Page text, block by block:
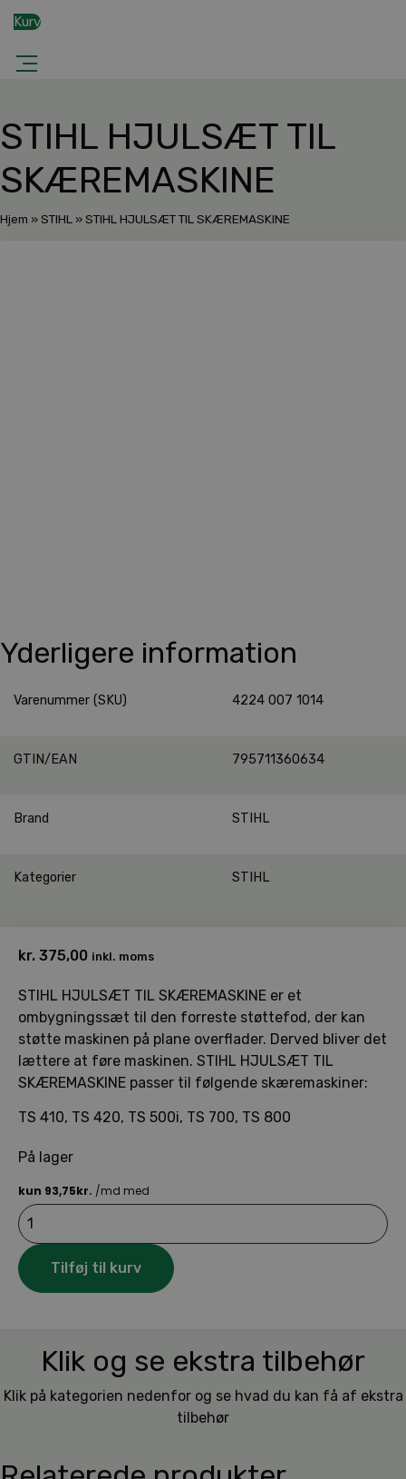
Kurv
STIHL HJULSÆT TIL
SKÆREMASKINE
Hjem »STIHL »STIHL HJULSÆT TIL SKÆREMASKINE
Yderligere information
Varenummer (SKU) 4224 007 1014
GTIN/EAN 795711360634
Brand STIHL
Kategorier STIHL
kr. 375,00 inkl. moms
STIHL HJULSÆT TIL SKÆREMASKINE er et
ombygningssæt til den forreste støttefod, der kan
støtte maskinen på plane overflader. Derved bliver det
lættere at føre maskinen. STIHL HJULSÆT TIL
SKÆREMASKINE passer til følgende skæremaskiner:
TS 410, TS 420, TS 500i, TS 700, TS 800
På lager
STIHL
HJULSÆT
TIL
SKÆREMASKINE
antalTilføj til kurv
Klik og se ekstra tilbehør
Klik på kategorien nedenfor og se hvad du kan få af ekstra
tilbehør